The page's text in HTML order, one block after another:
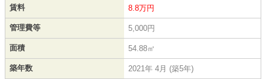
賃料 8.8万円
管理費等 5,000円
面積 54.88㎡
築年数 2021年 4月 (築5年)